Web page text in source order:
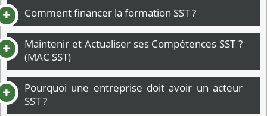
Comment financer la formation SST ?
Maintenir et Actualiser ses Compétences SST ?
(MAC SST)
Pourquoi une entreprise doit avoir un acteur
SST ?